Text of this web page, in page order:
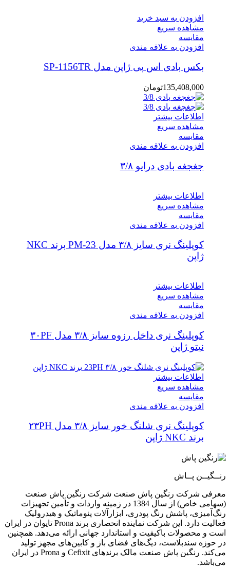
افزودن به سبد خرید
مشاهده سریع
مقایسه
افزودن به علاقه مندی
بکس بادی اس پی ژاپن مدل SP-1156TR
135,408,000تومان
اطلاعات بیشتر
مشاهده سریع
مقایسه
افزودن به علاقه مندی
جغجغه بادی درایو ۳/۸
اطلاعات بیشتر
مشاهده سریع
مقایسه
افزودن به علاقه مندی
کوپلینگ نری سایز ۳/۸ مدل PM-23 برند NKC
ژاپن
اطلاعات بیشتر
مشاهده سریع
مقایسه
افزودن به علاقه مندی
کوپلینگ نری داخل رزوه سایز ۳/۸ مدل ۳۰PF
نیتو ژاپن
اطلاعات بیشتر
مشاهده سریع
مقایسه
افزودن به علاقه مندی
کوپلینگ نری شلنگ خور سایز ۳/۸ مدل ۲۳PH
برند NKC ژاپن
رنــگیــن پــاش
معرفی شرکت رنگین پاش صنعت شرکت رنگین پاش صنعت
(سهامی خاص) از سال 1384 در زمینه واردات و تأمین تجهیزات
رنگ‌آمیزی، پاشش رنگ پودری، ابزارآلات پنوماتیک و هیدرولیک
فعالیت دارد. این شرکت نماینده انحصاری برند Prona تایوان در ایران
است و محصولات باکیفیت و استاندارد جهانی ارائه می‌دهد. همچنین
در حوزه سندبلاست، دیگ‌های فضای باز و کابین‌های مجهز تولید
می‌کند. رنگین پاش صنعت مالک برندهای Cefixit و Prona در ایران
می‌باشد.